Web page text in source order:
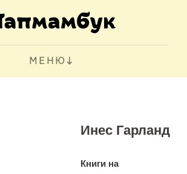
МЕНЮ
Инес Гарланд
Книги на